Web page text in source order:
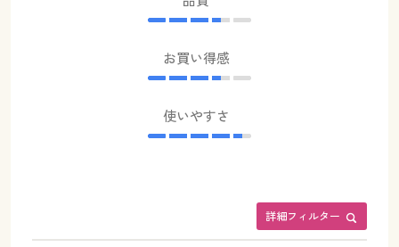
お買い得感
使いやすさ
詳細フィルター